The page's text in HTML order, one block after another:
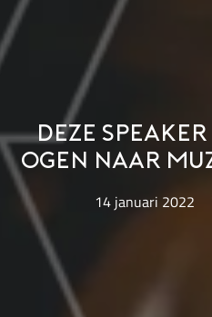
Deze
ogen naar
14 januari 2022